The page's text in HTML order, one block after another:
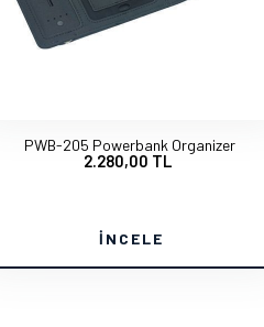
PWB-205 Powerbank Organizer
2.280,00 TL
İNCELE